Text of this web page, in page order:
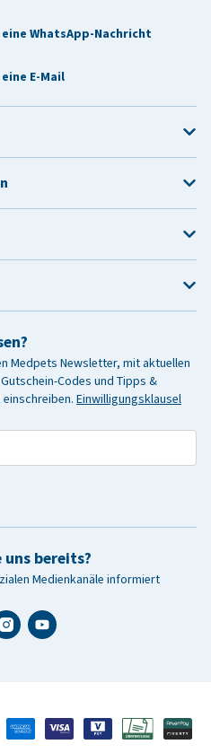
eine WhatsApp-Nachricht
E-Mail
Medpets Newsletter, mit aktuellen
Codes und Tipps &
Einwilligungsklausel
uns bereits?
Medienkanäle informiert